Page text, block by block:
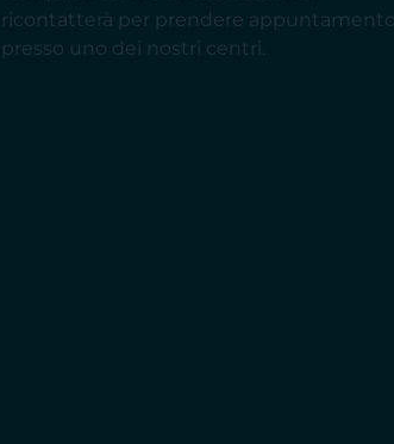
ricontatterà per prendere appuntamento
presso uno dei nostri centri.